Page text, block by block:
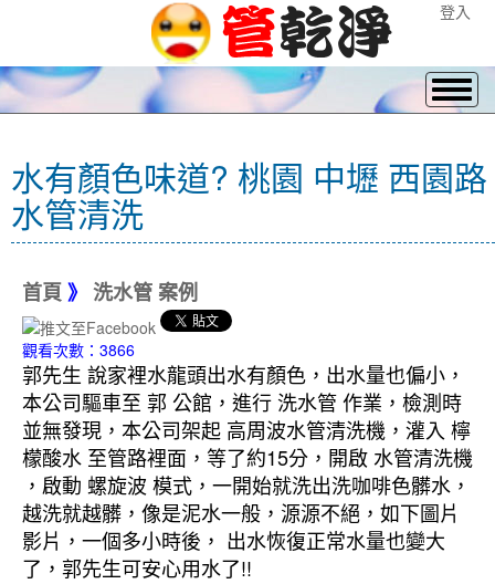
登入
水有顏色味道? 桃園 中壢 西園路
水管清洗
首頁 》 洗水管 案例
觀看次數：3866
郭先生 說家裡水龍頭出水有顏色，出水量也偏小，
本公司驅車至 郭 公館，進行 洗水管 作業，檢測時
並無發現，本公司架起 高周波水管清洗機，灌入 檸
檬酸水 至管路裡面，等了約15分，開啟 水管清洗機
，啟動 螺旋波 模式，一開始就洗出洗咖啡色髒水，
越洗就越髒，像是泥水一般，源源不絕，如下圖片
影片，一個多小時後， 出水恢復正常水量也變大
了，郭先生可安心用水了!!